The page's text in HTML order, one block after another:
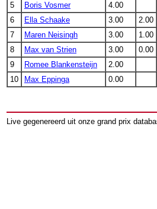
5
Boris Vosmer 4.00
6
Ella Schaake 3.00 2.00
7
Maren Neisingh 3.00 1.00
8
Max van Strien 3.00 0.00
9
Romee Blankensteijn 2.00
10
Max Eppinga 0.00
Live gegenereerd uit onze grand prix